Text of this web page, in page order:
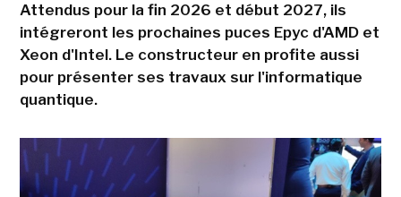
Attendus pour la fin 2026 et début 2027, ils
intégreront les prochaines puces Epyc d'AMD et
Xeon d'Intel. Le constructeur en profite aussi
pour présenter ses travaux sur l'informatique
quantique.